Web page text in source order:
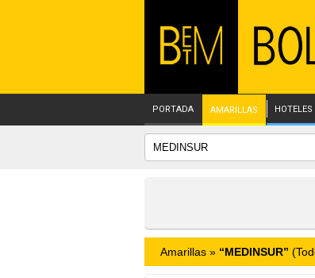
PORTADA AMARILLAS HOTELES
Amarillas » “MEDINSUR”